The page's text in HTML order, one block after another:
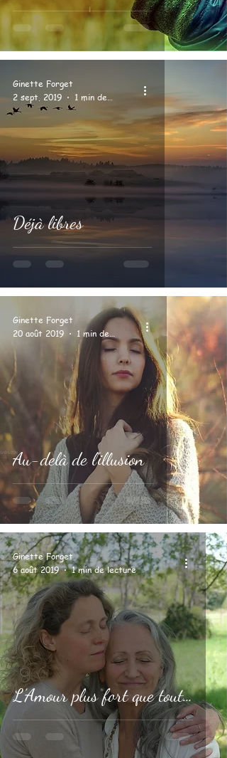
Déjà libres
Ginette Forget
2 sept. 2019
1 min de lecture
Au-delà de l’illusion
Ginette Forget
20 août 2019
1 min de lecture
L’Amour plus fort que tout…
Ginette Forget
6 août 2019
1 min de lecture